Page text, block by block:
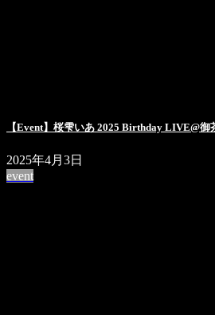
【Event】桜雫いあ 2025 Birthday LIVE@
2025年4月3日
event